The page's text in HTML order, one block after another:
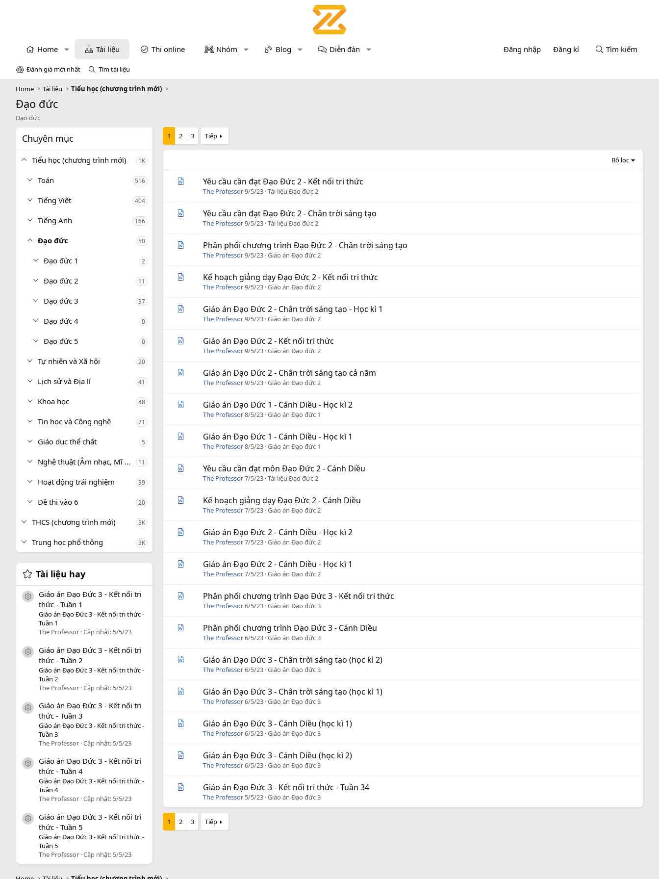
Home Tài liệu Thi online Nhóm Blog Diễn đàn Đăng nhập Đăng kí Tìm kiếm
Đánh giá mới nhất Tìm tài liệu
Home Tài liệu Tiểu học (chương trình mới)
Đạo đức
Đạo đức
Chuyên mục
Tiểu học (chương trình mới) 1K
Toán 516
Tiếng Việt 404
Tiếng Anh 186
Đạo đức 50
Đạo đức 1 2
Đạo đức 2 11
Đạo đức 3 37
Đạo đức 4 0
Đạo đức 5 0
Tự nhiên và Xã hội 20
Lịch sử và Địa lí 41
Khoa học 48
Tin học và Công nghệ 71
Giáo dục thể chất 5
Nghệ thuật (Âm nhạc, Mĩ thuật) 11
Hoạt động trải nghiệm 39
Đề thi vào 6 20
THCS (chương trình mới) 3K
Trung học phổ thông 3K
Tài liệu hay
icon tài liệu
Giáo án Đạo Đức 3 - Kết nối tri
thức - Tuần 1
Giáo án Đạo Đức 3 - Kết nối tri thức -
Tuần 1
The Professor Cập nhật: 5/5/23
icon tài liệu
Giáo án Đạo Đức 3 - Kết nối tri
thức - Tuần 2
Giáo án Đạo Đức 3 - Kết nối tri thức -
Tuần 2
The Professor Cập nhật: 5/5/23
icon tài liệu
Giáo án Đạo Đức 3 - Kết nối tri
thức - Tuần 3
Giáo án Đạo Đức 3 - Kết nối tri thức -
Tuần 3
The Professor Cập nhật: 5/5/23
icon tài liệu
Giáo án Đạo Đức 3 - Kết nối tri
thức - Tuần 4
Giáo án Đạo Đức 3 - Kết nối tri thức -
Tuần 4
The Professor Cập nhật: 5/5/23
icon tài liệu
Giáo án Đạo Đức 3 - Kết nối tri
thức - Tuần 5
Giáo án Đạo Đức 3 - Kết nối tri thức -
Tuần 5
The Professor Cập nhật: 5/5/23
1 2 3 Tiếp
Bộ lọc
Yêu cầu cần đạt Đạo Đức 2 - Kết nối tri thức
The Professor9/5/23 Tài liệu Đạo đức 2
Yêu cầu cần đạt Đạo Đức 2 - Chân trời sáng tạo
The Professor9/5/23 Tài liệu Đạo đức 2
Phân phối chương trình Đạo Đức 2 - Chân trời sáng tạo
The Professor9/5/23 Giáo án Đạo đức 2
Kế hoạch giảng dạy Đạo Đức 2 - Kết nối tri thức
The Professor9/5/23 Giáo án Đạo đức 2
Giáo án Đạo Đức 2 - Chân trời sáng tạo - Học kì 1
The Professor9/5/23 Giáo án Đạo đức 2
Giáo án Đạo Đức 2 - Kết nối tri thức
The Professor9/5/23 Giáo án Đạo đức 2
Giáo án Đạo Đức 2 - Chân trời sáng tạo cả năm
The Professor9/5/23 Giáo án Đạo đức 2
Giáo án Đạo Đức 1 - Cánh Diều - Học kì 2
The Professor8/5/23 Giáo án Đạo đức 1
Giáo án Đạo Đức 1 - Cánh Diều - Học kì 1
The Professor8/5/23 Giáo án Đạo đức 1
Yêu cầu cần đạt môn Đạo Đức 2 - Cánh Diều
The Professor7/5/23 Tài liệu Đạo đức 2
Kế hoạch giảng dạy Đạo Đức 2 - Cánh Diều
The Professor7/5/23 Giáo án Đạo đức 2
Giáo án Đạo Đức 2 - Cánh Diều - Học kì 2
The Professor7/5/23 Giáo án Đạo đức 2
Giáo án Đạo Đức 2 - Cánh Diều - Học kì 1
The Professor7/5/23 Giáo án Đạo đức 2
Phân phối chương trình Đạo Đức 3 - Kết nối tri thức
The Professor6/5/23 Giáo án Đạo đức 3
Phân phối chương trình Đạo Đức 3 - Cánh Diều
The Professor6/5/23 Giáo án Đạo đức 3
Giáo án Đạo Đức 3 - Chân trời sáng tạo (học kì 2)
The Professor6/5/23 Giáo án Đạo đức 3
Giáo án Đạo Đức 3 - Chân trời sáng tạo (học kì 1)
The Professor6/5/23 Giáo án Đạo đức 3
Giáo án Đạo Đức 3 - Cánh Diều (học kì 1)
The Professor6/5/23 Giáo án Đạo đức 3
Giáo án Đạo Đức 3 - Cánh Diều (học kì 2)
The Professor6/5/23 Giáo án Đạo đức 3
Giáo án Đạo Đức 3 - Kết nối tri thức - Tuần 34
The Professor 5/5/23 Giáo án Đạo đức 3
1 2 3 Tiếp